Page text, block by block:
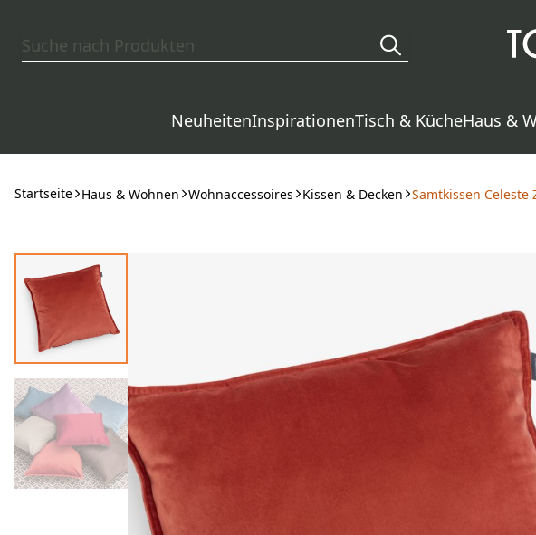
NeuheitenInspirationenTisch & KücheHaus &
Startseite Haus & Wohnen Wohnaccessoires Kissen & Decken Samtkissen Celeste